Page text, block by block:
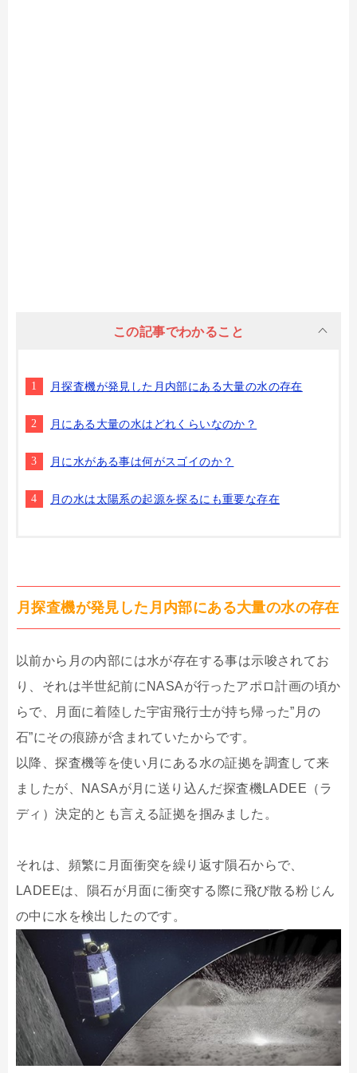
この記事でわかること
月探査機が発見した月内部にある大量の水の存在
月にある大量の水はどれくらいなのか？
月に水がある事は何がスゴイのか？
月の水は太陽系の起源を探るにも重要な存在
月探査機が発見した月内部にある大量の水の存在
以前から月の内部には水が存在する事は示唆されてお
り、それは半世紀前にNASAが行ったアポロ計画の頃か
らで、月面に着陸した宇宙飛行士が持ち帰った”月の
石”にその痕跡が含まれていたからです。
以降、探査機等を使い月にある水の証拠を調査して来
ましたが、NASAが月に送り込んだ探査機LADEE（ラ
ディ）決定的とも言える証拠を掴みました。
それは、頻繁に月面衝突を繰り返す隕石からで、
LADEEは、隕石が月面に衝突する際に飛び散る粉じん
の中に水を検出したのです。